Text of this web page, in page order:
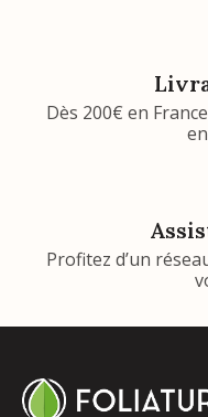
Dès 200€ en
Profitez d’un